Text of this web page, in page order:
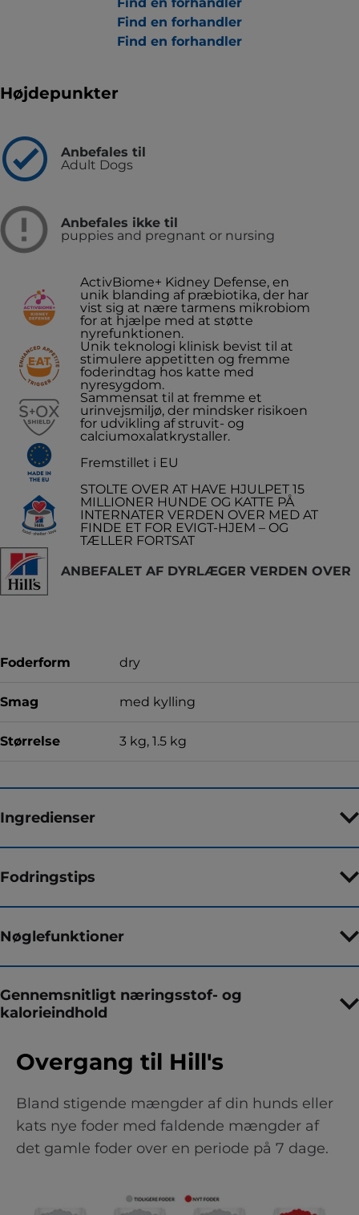
Find en forhandler
Find en forhandler
Højdepunkter
Anbefales til
Adult Dogs
Anbefales ikke til
puppies and pregnant or nursing
ActivBiome+ Kidney Defense, en
unik blanding af præbiotika, der har
vist sig at nære tarmens mikrobiom
for at hjælpe med at støtte
nyrefunktionen.
Unik teknologi klinisk bevist til at
stimulere appetitten og fremme
foderindtag hos katte med
nyresygdom.
Sammensat til at fremme et
urinvejsmiljø, der mindsker risikoen
for udvikling af struvit- og
calciumoxalatkrystaller.
Fremstillet i EU
STOLTE OVER AT HAVE HJULPET 15
MILLIONER HUNDE OG KATTE PÅ
INTERNATER VERDEN OVER MED AT
FINDE ET FOR EVIGT-HJEM – OG
TÆLLER FORTSAT
ANBEFALET AF DYRLÆGER VERDEN OVER
Foderform dry
Smag med kylling
Størrelse 3 kg, 1.5 kg
Ingredienser
Fodringstips
Nøglefunktioner
Gennemsnitligt næringsstof- og
kalorieindhold
Overgang til Hill's
Bland stigende mængder af din hunds eller
kats nye foder med faldende mængder af
det gamle foder over en periode på 7 dage.